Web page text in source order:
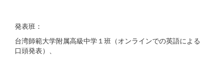
発表班：
台湾師範大学附属高級中学１班（オンラインでの英語による
口頭発表）、